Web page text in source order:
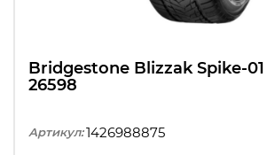
Bridgestone Blizzak Spike-
26598
Артикул:1426988875